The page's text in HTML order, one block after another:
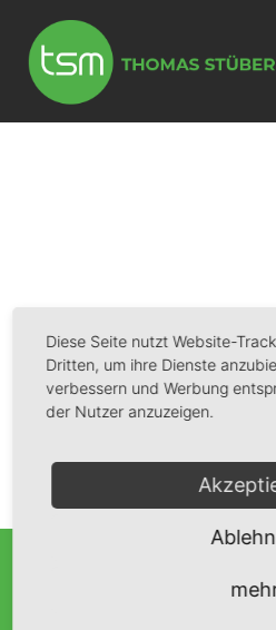
Inhalt
springen
KONTAKT
Diese Seite nutzt Website-
Dritten, um ihre Dienste
verbessern und Werbung
der Nutzer anzuzeigen.